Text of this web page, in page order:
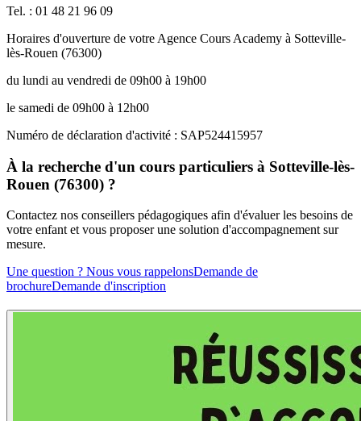
Tel. : 01 48 21 96 09
Horaires d'ouverture de votre Agence Cours Academy à Sotteville-
lès-Rouen (76300)
du lundi au vendredi de 09h00 à 19h00
le samedi de 09h00 à 12h00
Numéro de déclaration d'activité : SAP524415957
À la recherche d'un cours particuliers à Sotteville-lès-
Rouen (76300) ?
Contactez nos conseillers pédagogiques afin d'évaluer les besoins de
votre enfant et vous proposer une solution d'accompagnement sur
mesure.
Une question ? Nous vous rappelonsDemande de
brochureDemande d'inscription